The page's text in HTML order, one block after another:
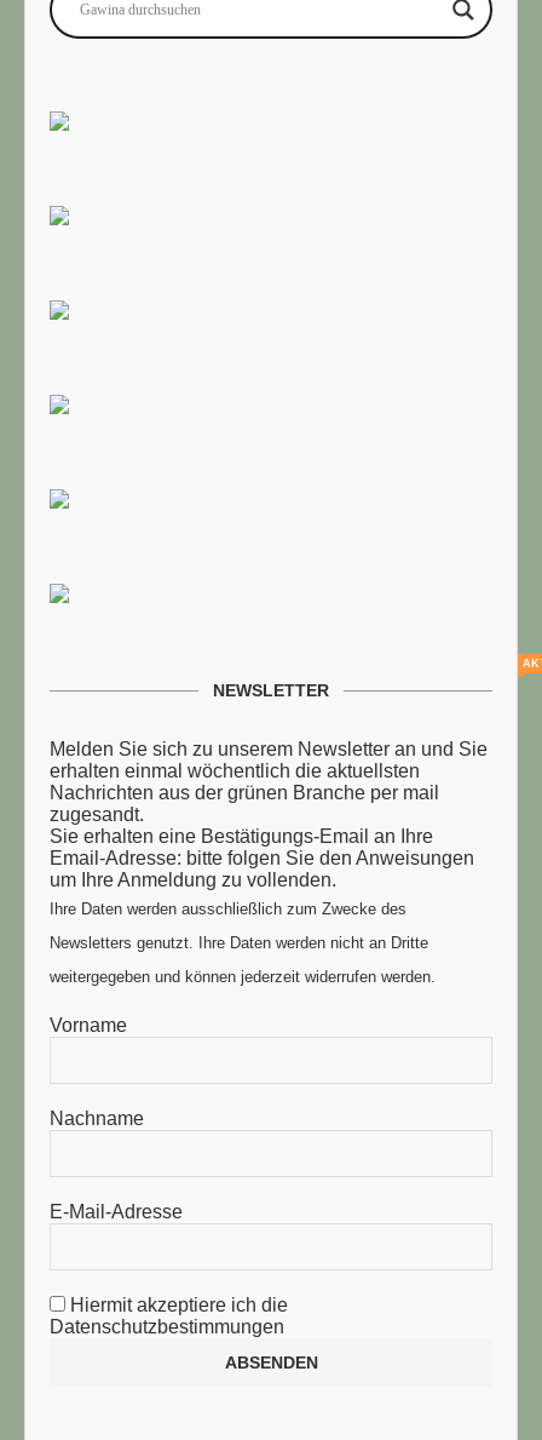
NEWSLETTER
Melden Sie sich zu unserem Newsletter an und Sie
erhalten einmal wöchentlich die aktuellsten
Nachrichten aus der grünen Branche per mail
zugesandt.
Sie erhalten eine Bestätigungs-Email an Ihre
Email-Adresse: bitte folgen Sie den Anweisungen
um Ihre Anmeldung zu vollenden.
Ihre Daten werden ausschließlich zum Zwecke des
Newsletters genutzt. Ihre Daten werden nicht an Dritte
weitergegeben und können jederzeit widerrufen werden.
Vorname
Nachname
E-Mail-Adresse
Hiermit akzeptiere ich die
Datenschutzbestimmungen